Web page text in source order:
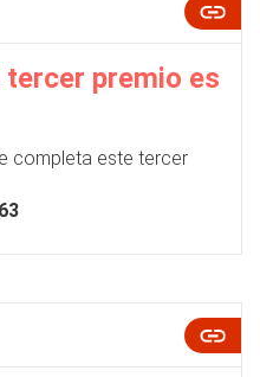
premio es
completa este tercer